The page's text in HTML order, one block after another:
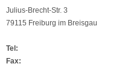
Julius-Brecht-Str. 3
79115 Freiburg im Breisgau
Tel:
Fax: